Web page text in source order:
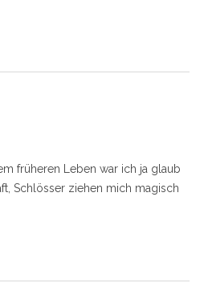
früheren Leben war ich ja glaub
Schlösser ziehen mich magisch